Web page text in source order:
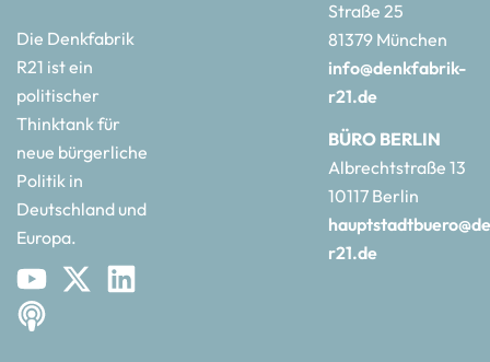
Die Denkfabrik
R21 ist ein
politischer
Thinktank für
neue bürgerliche
Politik in
Deutschland und
Europa.
Straße 25
81379 München
info@denkfabrik-
r21.de
BÜRO BERLIN
Albrechtstraße 13
10117 Berlin
r21.de